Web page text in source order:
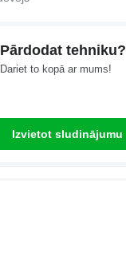
Pārdodat tehniku?
Dariet to kopā ar mums!
Izvietot sludinājumu